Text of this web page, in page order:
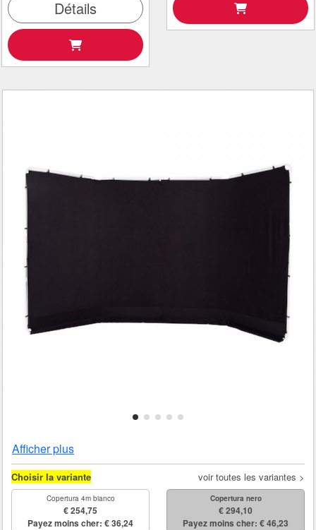
Détails
Afficher plus
Choisir la variante voir toutes les variantes >
Copertura 4m bianco
€ 254,75
Payez moins cher: € 36,24
Copertura nero
€ 294,10
Payez moins cher: € 46,23